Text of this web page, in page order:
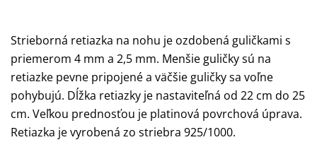
Strieborná retiazka na nohu je ozdobená guličkami s
priemerom 4 mm a 2,5 mm. Menšie guličky sú na
retiazke pevne pripojené a väčšie guličky sa voľne
pohybujú. Dĺžka retiazky je nastaviteľná od 22 cm do 25
cm. Veľkou prednosťou je platinová povrchová úprava.
Retiazka je vyrobená zo striebra 925/1000.